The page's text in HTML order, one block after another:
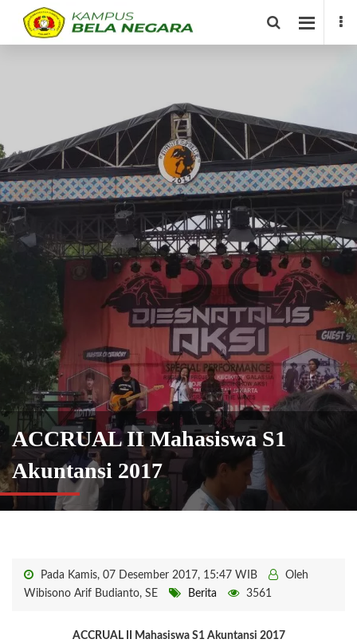
ACCRUAL II Mahasiswa S1
Akuntansi 2017
Pada Kamis, 07 Desember 2017, 15:47 WIB
Oleh
Wibisono Arif Budianto, SE
Berita 3561
ACCRUAL II Mahasiswa S1 Akuntansi 2017